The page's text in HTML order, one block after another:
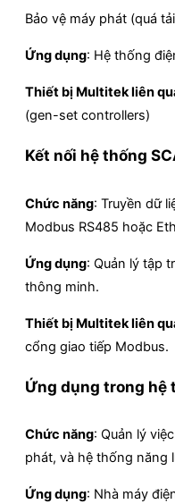
Bảo vệ máy phát (quá
Ứng dụng: Hệ thống
Thiết bị Multitek liên
(gen-set controllers)
Kết nối hệ thống
Chức năng: Truyền dữ
Modbus RS485 hoặc
Ứng dụng: Quản lý tập
thông minh.
Thiết bị Multitek liên
cổng giao tiếp Modbus.
Ứng dụng trong hệ
Chức năng: Quản lý
phát, và hệ thống năng
Ứng dụng: Nhà máy